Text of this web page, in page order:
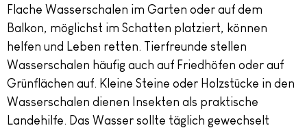
Flache Wasserschalen im Garten oder auf dem
Balkon, möglichst im Schatten platziert, können
helfen und Leben retten. Tierfreunde stellen
Wasserschalen häufig auch auf Friedhöfen oder auf
Grünflächen auf. Kleine Steine oder Holzstücke in den
Wasserschalen dienen Insekten als praktische
Landehilfe. Das Wasser sollte täglich gewechselt